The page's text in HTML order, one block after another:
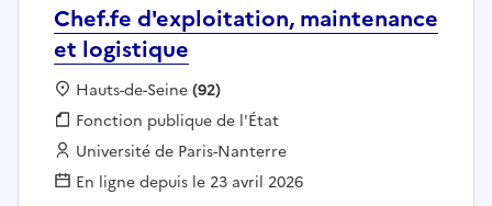
Chef.fe d'exploitation, maintenance
et logistique
Localisation :
Hauts-de-Seine(92)
Fonction publique :
Fonction publique de l'État
Employeur :
Université de Paris-Nanterre
En ligne depuis le 23 avril 2026